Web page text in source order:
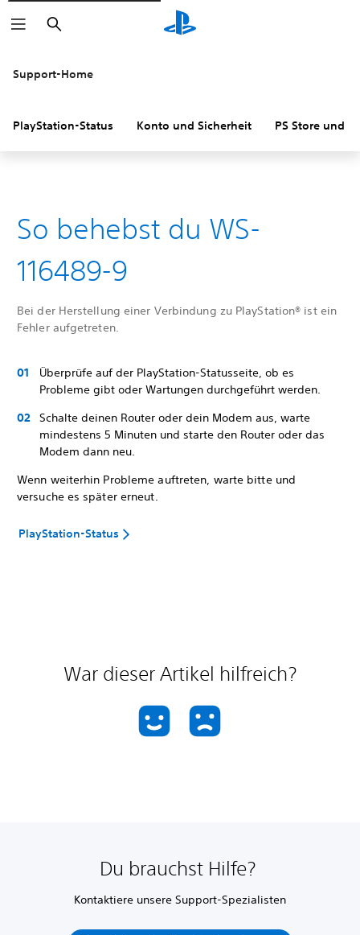
Suchen
Support-Home
PlayStation-Status Konto und Sicherheit PS Store und
So behebst du WS-
116489-9
Bei der Herstellung einer Verbindung zu PlayStation® ist ein
Fehler aufgetreten.
Überprüfe auf der PlayStation-Statusseite, ob es
Probleme gibt oder Wartungen durchgeführt werden.
Schalte deinen Router oder dein Modem aus, warte
mindestens 5 Minuten und starte den Router oder das
Modem dann neu.
Wenn weiterhin Probleme auftreten, warte bitte und
versuche es später erneut.
PlayStation-Status
War dieser Artikel hilfreich?
Du brauchst Hilfe?
Kontaktiere unsere Support-Spezialisten